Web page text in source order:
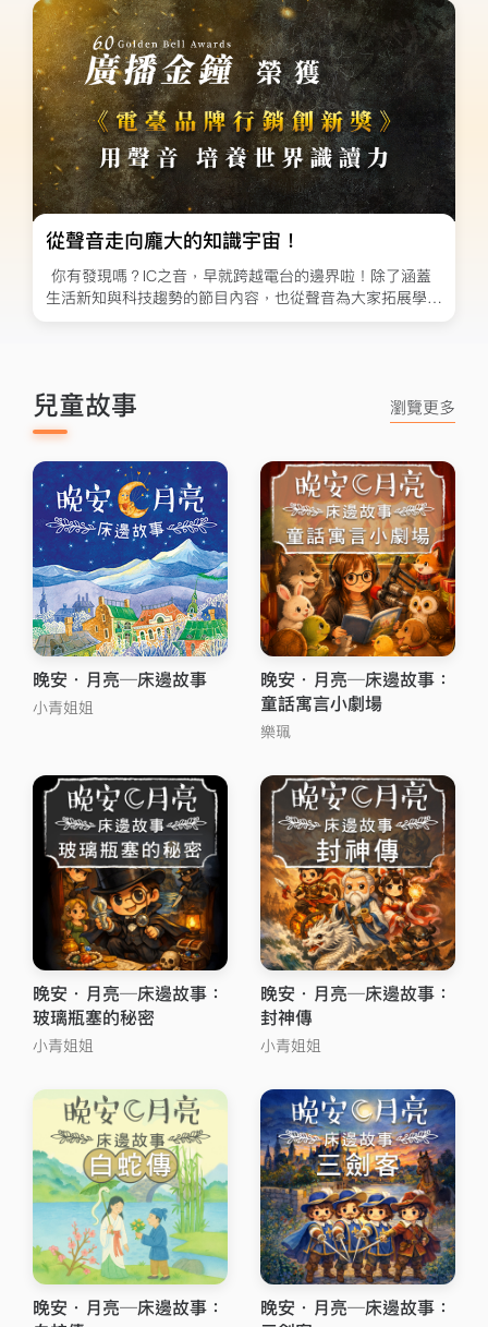
從聲音走向龐大的知識宇宙！
你有發現嗎？IC之音，早就跨越電台的邊界啦！除了涵蓋生活新知與科技趨勢的節目內容，也從聲音為大家拓展學習管道，更透過論壇帶您擁抱國際視野金鐘獎的肯定，讓進化不間斷，陪伴更升級！ 【電臺品牌行銷創新獎】用聲音 培養世界識讀力【理念介紹】在AI與數位浪潮席捲全球的時代，資訊如洪水般襲來，而唯有識讀力，才能成為人類立足未來的關鍵能力。IC之音深耕聲音內容二十餘年，從傳統廣播進化為知識學習平台，我們不僅延續了「以聲音傳遞價值」的使命，更開創出以「聲音打造思維脈絡」的新學習型態。本次推出的線上音頻課程平台，是對聲音媒體未來的一次深刻回應。我們不僅用聲音設計出能被學習的節奏，也用廣播人的堅持打造出真正能陪伴學習者前行的內容。IC之音集結台灣最具代表性的產業領袖、文化導師與實務專家，透過音頻將他們的思維與知識傳遞出去，讓無數人在日常中、通勤間、零碎時間裡獲得深度的啟發與改變。IC之音以聲為筆，書寫台灣廣播進化的新篇章，也為未來的聲音學習市場，立下可參考、可複製、可持續的創新典範。IC之音線上音頻課｜用聲音閱讀世界https://www.ic975.com/course【課程首頁】【評審評語】聚焦竹科族群，以「識讀力」為核心，透過聲音學習建立深度連結。內容設計具有明確的學習結構與目標。透過線上與實體互動，創造差異化，是大膽聚焦且具深度的企畫。【得獎感言】謝謝金鐘評審團，特別感謝所有合作的導師們。在講求快速、有效率的時代裡，邀請大家一起學習慢下來，收掉視覺，用聲音閱讀這個世界。【創新研發應用獎】AI智慧語音生成式新聞編播平台【理念介紹】為積極回應聽眾的即時需求，本平台結合語音生成技術與重點新聞摘要演算能力，重新梳理新聞編播的製作流程，不僅提升新聞製播效率，更重新定義節目製作人與播報員的角色分工，讓同樣面對「人才缺口」現況的我們，在人力運用上更具彈性。【評審評語】人工智慧工具的應用已是大勢所趨，入圍者整合多項人工智慧技術來擴展內容廣度及產能。兼顧實用性與可擴展性，展現積極應用科技的企圖心，值得鼓勵及效法。【入圍感言】IC之音首度參賽即入圍，感謝評審團的肯定！這份鼓勵對我們的數位轉型意義重大。也特別感謝合作夥伴DIGITIMES的資訊發展中心與新聞中心，在技術與內容上支持我們，才有今日成果。未來我們會持續努力，讓IC之音成為大家生活中不可或缺的陪伴。【藝術文化節目獎】《原鄉花園－迷與謎》【節目介紹】帶您走訪台灣各地原住民博物館、藝術家、藝評家與收藏家，介紹原住民藝術文化，包括繪畫、音樂、編織、雕刻、裝置藝術、貝珠…等。並連線訪問相關教授、專家，揭開重重迷霧，對台灣原住民藝術保存與傳承的困難，提出第一手觀察與解方。從文化知識的角度，帶您走上原鄉藝術最動人的路線。【本節目由漢唐科技、新竹CBMC、沛錦科技、雷晟科技贊助播出】 【收聽節目】 【評審評語】節目以雙語展現原民獨特藝術視角，透過「破碎雲朵」形容鬼頭刀跳躍等詩意描述，轉譯原民自然觀，讓聽眾深刻感受臺灣藝術的多元共融。【入圍感言】謝謝評審的肯定。金鐘的舞台就像武林擂台，有創新也有傳承。能再次入圍很感恩，都是因為原住民先人的智慧，與原住民各族藝文界人士的耕耘，讓我們展翅飛翔；我們以身為泰雅族為榮。也謝謝天父上帝，讓原鄉花園節目有了靈魂。【教育文化節目主持人獎】何戎／《NGU俱樂部》 何戎從新聞主播出發，他曾是觀眾熟悉的年代新聞晚間面孔，之後轉型專業主持人超過17年，足跡遍及電視、廣播與典禮舞台。現為《NGU俱樂部》主持人，同時是作家與品牌創辦人。以親切真誠的風格，陪伴觀眾走過新聞、娛樂與生活。【收聽節目】 【評審評語】有著記者與主播的專業新聞訓練，加上訪談前充分的事前功課，主持人以細膩的觀察、不疾不徐的溫暖語調，成功帶領聽眾進入來賓內心的最深處。【入圍感言】「永不放棄，就會看見奇蹟。」謝謝評審團肯定，對於在媒體工作多年的我而言是莫大鼓勵。謝謝盟立集團、IC之音、所有來過【NGU俱樂部】的來賓、和聽眾與親友們的支持，特別感謝Kelly和兒女，讓我永不放棄追求卓越，發揮正向影響力。感謝上帝！ * { box-sizing: border-box; } body { font-family: Arial, sans-serif; margin: 0; padding: 20px; background: #f5f5f5; } .container { max-width: 1200px; margin: 0 auto; } .award-block { border-radius: 30px 0 30px 0; line-height: 1.5; margin: 20px 0; border: 2px solid #dfd422; background: white; } .award>.time-title::before{background-image: url(https://s3.ic975.com/assets/articles/5/trophy.png);background-size: 25px 55px;position: relative;top: 10px;left: 5px;content: "";width: 25px;height: 55px;display: inline-block;margin-right: 15px;animation: roll 1s ease infinite;}@keyframes roll {0% {transform: rotateY(-10deg)} 35%{transform: rotateY(-150deg)} 50% {transform: rotateY(0deg);top:-10px;} 50% {top:20px;} 100% {top:10px;}} .time-title { margin: 0; font-size: 16pt; font-weight: 800; border-radius: 28px 0 0 0; background: linear-gradient(135deg, #000000 60%, #e8ff00 80%, #838e05 90%); border-bottom: 2px solid #dfd422; color: #FFF; padding: 15px 20px; } .program-block { padding: 20px; } .program-desc-content { font-size: 12pt; color: #6c4a06; line-height: 1.6; } .pglink { margin: 20px 0; text-align: left; } .pglink > a { display: inline-block; margin: 0 5px; } .pglink > a > img { height: 50px; width: 50px; transition: transform 0.3s; } .pglink > a > img:hover { transform: scale(1.1); } .img-item { transition: width 1s linear; display:inline-block; width:44%; margin:0 5px; } @media (hover: hover) and (pointer: fine) { .img-item { width:46%; } .program-block:hover .img-item { width: 47%; } } .img-item > img{ width:100%; } .quote-block{color:#B09036;margin-bottom:45px;font-weight:400;}.quote{padding:5px 30px;font-size:14pt;}.quote-block::before{content:"\f10d";font-family: "FontAwesome"; font-weight: 400;color:#DEBA56;position:relative;top:0;left:0;font-size:20pt;}.quote-block::after{content:"\f10e";font-family: "FontAwesome"; font-weight: 400;color:#DEBA56;position:relative;left:95%;font-size:20pt;} .host-block{margin-left:15px;margin-right:12px;margin-bottom:15px;}.host-desc{margin-top:10px;padding:20px 18px;border-radius: 30px 0 30px 0;font-size:12pt;line-height:1.5;border-width: 4px 2px 4px 2px; border-style:solid;border-color: #DCC243 #8C7501 #8C7501 #DCC243;}.host-img{border-radius:99px;margin-right:30px;height:170px;width:170px;box-shadow:2px 2px 2px #999;}.host-name{border-radius:15px 0;background:linear-gradient(135deg, #000000 60%, #e8ff00 80%, #838e05 90%);color:white;position:relative;top:130px;left:-100px;padding: 12px 10px 8px 10px;text-align:center;font-size:14pt;font-weight:800;width: 120px;box-shadow:2px 2px 2px #999;margin-right: -40px;z-index:5;align-self:flex-start;}.hostaward-block{border-radius: 30px 0 30px 0;line-height:1.5;margin-bottom:25px;}.hostaward-block.block-a{border: 2px solid #7B5A14;}.hostaward-block>.time-title{margin-bottom:10px;font-size:16pt;font-weight:800;border-radius: 28px 0 0 0;} @media (max-width:767px){.img-item{width:100%;}.host-name{top: -40px;left: 100px;}} /* 原生輪播樣式 */ .carousel-container { position: relative; width: 100%; max-width: 800px; margin: 30px auto; background: white; border-radius: 10px; overflow: hidden; box-shadow: 0 4px 15px rgba(0,0,0,0.1); } .carousel-wrapper { position: relative; width: 100%; height: 400px; overflow: hidden; } .carousel-slides { display: flex; width: 300%; /* 3張圖片 = 300% */ height: 100%; transition: transform 0.5s ease-in-out; } .carousel-slide { width: 33.333%; /* 100% / 3 = 33.333% */ height: 100%; flex-shrink: 0; /* 防止收縮 */ display: flex; align-items: center;
兒童故事 瀏覽更多
晚安．月亮─床邊故事
小青姐姐
晚安．月亮─床邊故事：
童話寓言小劇場
樂珮
晚安．月亮─床邊故事：
玻璃瓶塞的秘密
小青姐姐
晚安．月亮─床邊故事：
封神傳
小青姐姐
晚安．月亮─床邊故事：
晚安．月亮─床邊故事：